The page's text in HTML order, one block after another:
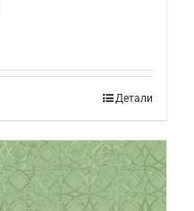
Детали